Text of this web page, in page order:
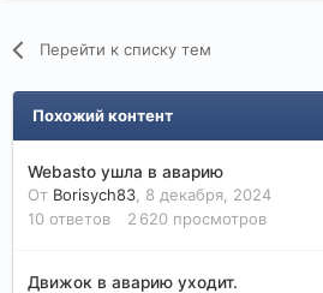
Перейти к списку тем
Похожий контент
Webasto ушла в аварию
От Borisych83 8 декабря, 2024
10 ответов 2 620 просмотров
Движок в аварию уходит.